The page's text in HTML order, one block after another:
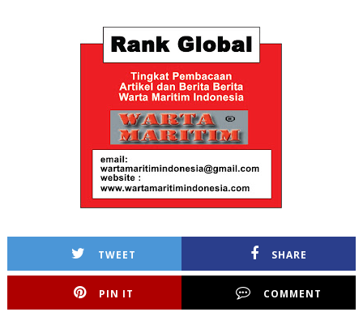
TWEET SHARE
PIN IT COMMENT